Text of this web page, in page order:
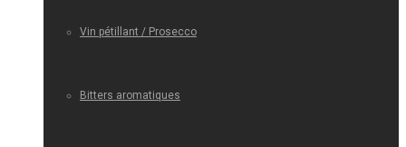
Vin pétillant / Prosecco
Bitters aromatiques